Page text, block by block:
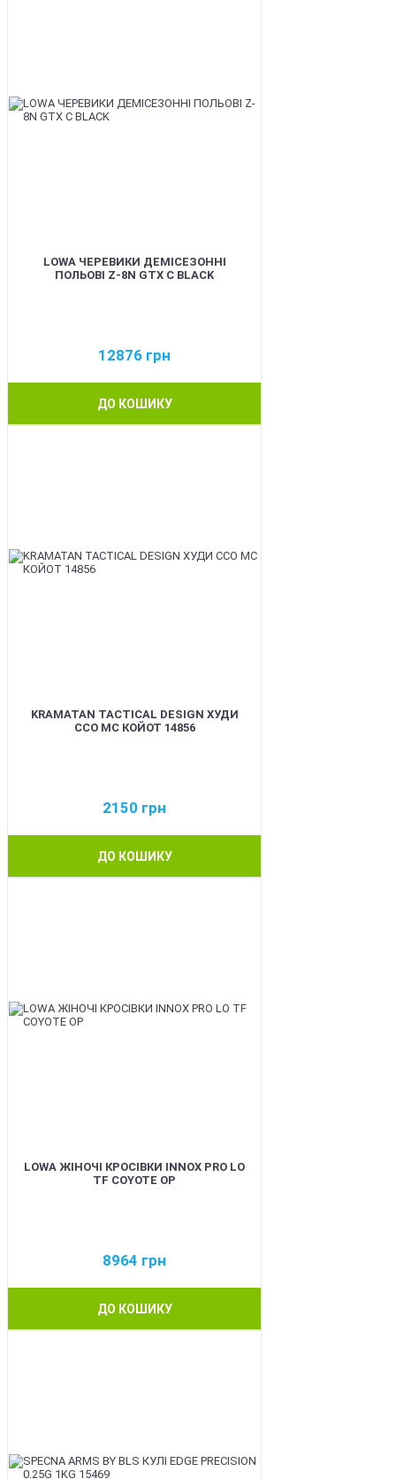
LOWA ЧЕРЕВИКИ ДЕМІСЕЗОННІ
ПОЛЬОВІ Z-8N GTX C BLACK
12876 грн
ДО КОШИКУ
KRAMATAN TACTICAL DESIGN ХУДИ
ССО МС КОЙОТ 14856
2150 грн
ДО КОШИКУ
LOWA ЖІНОЧІ КРОСІВКИ INNOX PRO LO
TF COYOTE OP
8964 грн
ДО КОШИКУ